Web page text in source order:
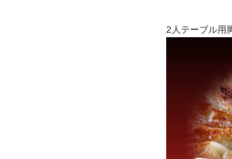
2人テーブル